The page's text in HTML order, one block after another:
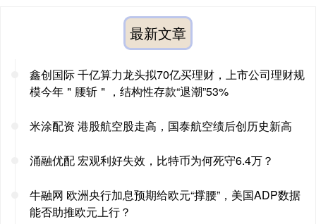
最新文章
鑫创国际 千亿算力龙头拟70亿买理财，上市公司理财规
模今年＂腰斩＂，结构性存款“退潮”53%
米涂配资 港股航空股走高，国泰航空绩后创历史新高
涌融优配 宏观利好失效，比特币为何死守6.4万？
牛融网 欧洲央行加息预期给欧元“撑腰”，美国ADP数据
能否助推欧元上行？